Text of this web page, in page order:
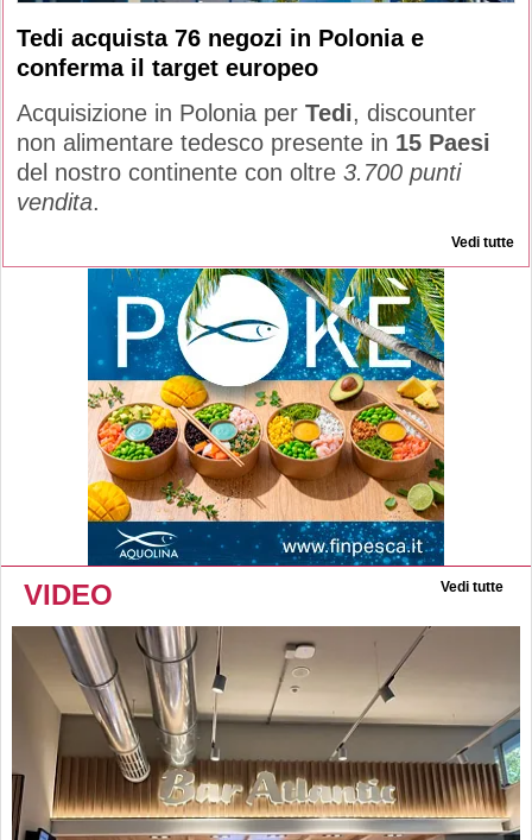
Tedi acquista 76 negozi in Polonia e
conferma il target europeo
Acquisizione in Polonia per Tedi, discounter
non alimentare tedesco presente in 15 Paesi
del nostro continente con oltre 3.700 punti
vendita.
Vedi tutte
VIDEO Vedi tutte